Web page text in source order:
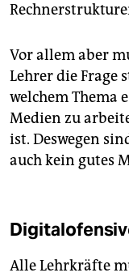
Vor allem aber
Lehrer die Frage
welchem Thema
Medien zu
ist. Deswegen
auch kein gutes
Alle Lehrkräfte